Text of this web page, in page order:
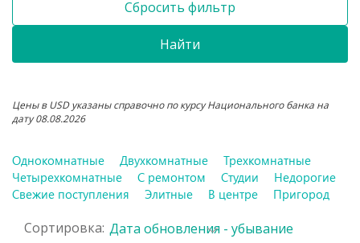
Сбросить фильтр
Найти
Цены в USD указаны справочно по курсу Национального банка на
дату 08.08.2026
Однокомнатные Двухкомнатные
Трехкомнатные
Четырехкомнатные
С ремонтом Студии
Недорогие
Свежие поступления
Элитные В центре Пригород
Сортировка: Дата обновления - убывание